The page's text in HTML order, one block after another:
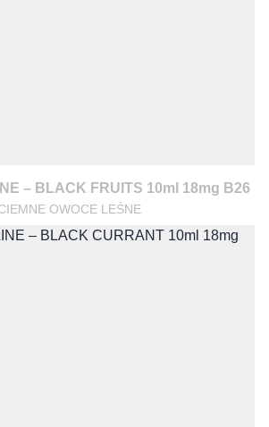
– BLACK FRUITS 10ml 18mg B26
OWOCE LEŚNE